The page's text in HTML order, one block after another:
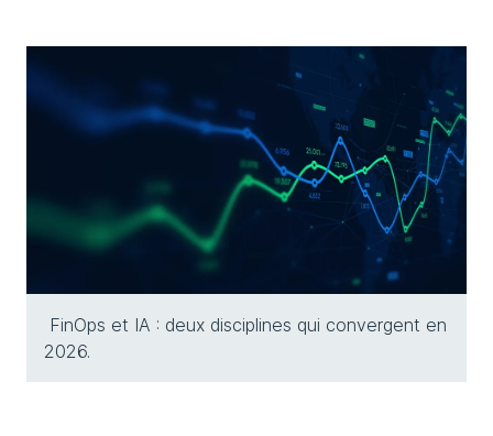
FinOps et IA : deux disciplines qui convergent en
2026.